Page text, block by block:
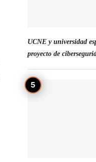
UCNE y universidad
proyecto de